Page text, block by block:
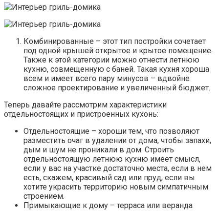
Комбинированные – этот тип постройки сочетает
под одной крышей открытое и крытое помещение.
Также к этой категории можно отнести летнюю
кухню, совмещенную с баней. Такая кухня хороша
всем и имеет всего пару минусов – вдвойне
сложное проектирование и увеличенный бюджет.
Теперь давайте рассмотрим характеристики
отдельностоящих и пристроенных кухонь:
Отдельностоящие – хороши тем, что позволяют
разместить очаг в удалении от дома, чтобы запахи,
дым и шум не проникали в дом. Строить
отдельностоящую летнюю кухню имеет смысл,
если у вас на участке достаточно места, если в нем
есть, скажем, красивый сад или пруд, если вы
хотите украсить территорию новым симпатичным
строением.
Примыкающие к дому – терраса или веранда